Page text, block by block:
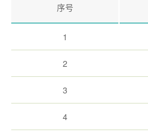
序号
1
2
3
4